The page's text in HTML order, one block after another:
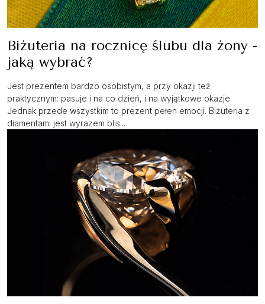
Biżuteria na rocznicę ślubu dla żony -
jaką wybrać?
Jest prezentem bardzo osobistym, a przy okazji też
praktycznym: pasuje i na co dzień, i na wyjątkowe okazje.
Jednak przede wszystkim to prezent pełen emocji. Biżuteria z
diamentami jest wyrazem blis...